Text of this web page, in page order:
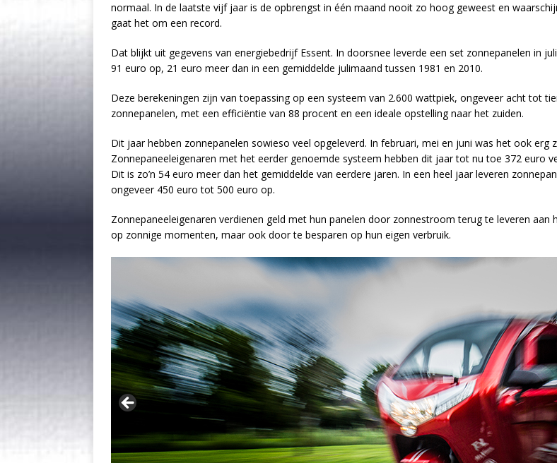
normaal. In de laatste vijf jaar is de opbrengst in één maand nooit zo hoog geweest en
gaat het om een record.
Dat blijkt uit gegevens van energiebedrijf Essent. In doorsnee leverde een set zonnepanelen in juli
91 euro op, 21 euro meer dan in een gemiddelde julimaand tussen 1981 en 2010.
Deze berekeningen zijn van toepassing op een systeem van 2.600 wattpiek, ongeveer acht tot
zonnepanelen, met een efficiëntie van 88 procent en een ideale opstelling naar het zuiden.
Dit jaar hebben zonnepanelen sowieso veel opgeleverd. In februari, mei en juni was het ook erg
Zonnepaneeleigenaren met het eerder genoemde systeem hebben dit jaar tot nu toe 372 euro
Dit is zo’n 54 euro meer dan het gemiddelde van eerdere jaren. In een heel jaar leveren
ongeveer 450 euro tot 500 euro op.
Zonnepaneeleigenaren verdienen geld met hun panelen door zonnestroom terug te leveren aan
op zonnige momenten, maar ook door te besparen op hun eigen verbruik.